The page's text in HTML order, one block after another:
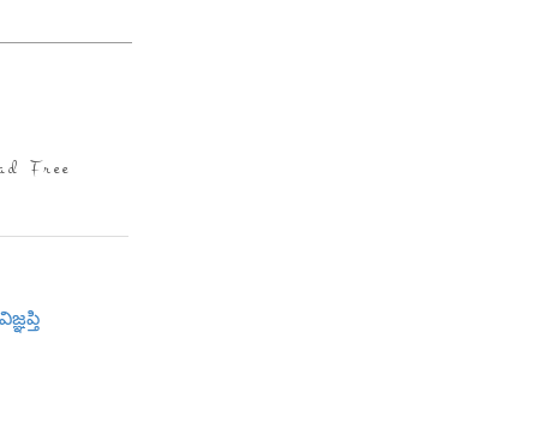
Free
విజ్ఞప్తి